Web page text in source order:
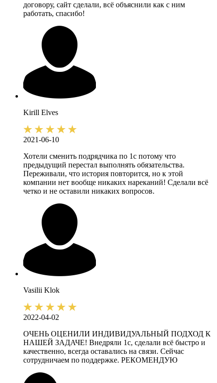
договору, сайт сделали, всё объяснили как с ним
работать, спасибо!
Kirill Elves
2021-06-10
Хотели сменить подрядчика по 1с потому что
предыдущий перестал выполнять обязательства.
Переживали, что история повторится, но к этой
компании нет вообще никаких нареканий! Сделали всё
четко и не оставили никаких вопросов.
Vasilii Klok
2022-04-02
ОЧЕНЬ ОЦЕНИЛИ ИНДИВИДУАЛЬНЫЙ ПОДХОД К
НАШЕЙ ЗАДАЧЕ! Внедряли 1с, сделали всё быстро и
качественно, всегда оставались на связи. Сейчас
сотрудничаем по поддержке. РЕКОМЕНДУЮ